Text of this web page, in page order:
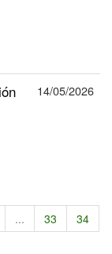
14/05/2026
... 33
34